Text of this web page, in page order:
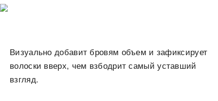
Визуально добавит бровям объем и зафиксирует
волоски вверх, чем взбодрит самый уставший
взгляд.